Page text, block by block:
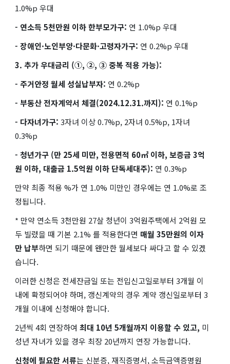
1.0%p 우대
- 연소득 5천만원 이하 한부모가구: 연 1.0%p 우대
- 장애인·노인부양·다문화·고령자가구: 연 0.2%p 우대
3. 추가 우대금리 (①, ②, ③ 중복 적용 가능):
- 주거안정 월세 성실납부자: 연 0.2%p
- 부동산 전자계약서 체결(2024.12.31.까지): 연 0.1%p
- 다자녀가구: 3자녀 이상 0.7%p, 2자녀 0.5%p, 1자녀
0.3%p
- 청년가구 (만 25세 미만, 전용면적 60㎡ 이하, 보증금 3억
원 이하, 대출금 1.5억원 이하 단독세대주): 연 0.3%p
만약 최종 적용 %가 연 1.0% 미만인 경우에는 연 1.0%로 조
정됩니다.
* 만약 연소득 3천만원 27살 청년이 3억원주택에서 2억원 모
두 빌렸을 때 기본 2.1% 를 적용한다면 매월 35만원의 이자
만 납부하면 되기 때문에 왠만한 월세보다 싸다고 할 수 있겠
습니다.
이러한 신청은 전세잔금일 또는 전입신고일로부터 3개월 이
내에 확정되어야 하며, 갱신계약의 경우 계약 갱신일로부터 3
개월 이내에 신청해야 합니다.
2년씩 4회 연장하여 최대 10년 5개월까지 이용할 수 있고, 미
성년 자녀가 있을 경우 최장 20년까지 연장 가능합니다.
신청에 필요한 서류는 신분증, 재직증명서, 소득금액증명원